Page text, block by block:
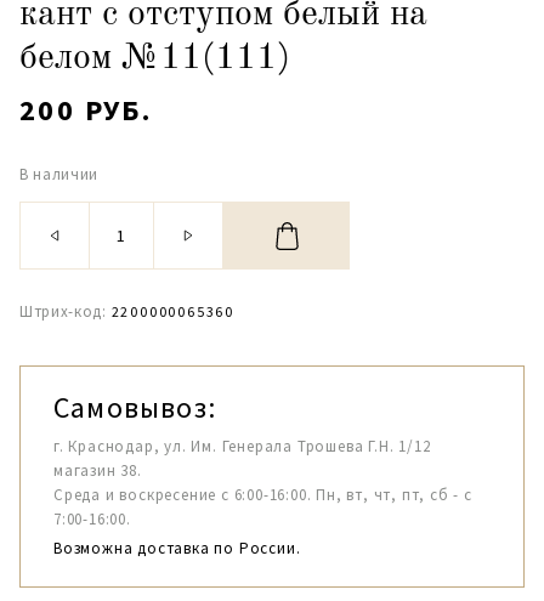
кант с отступом белый на
белом №11(111)
200 РУБ.
В наличии
Штрих-код: 2200000065360
Самовывоз:
г. Краснодар, ул. Им. Генерала Трошева Г.Н. 1/12
магазин 38.
Среда и воскресение с 6:00-16:00. Пн, вт, чт, пт, сб - с
7:00-16:00.
Возможна доставка по России.